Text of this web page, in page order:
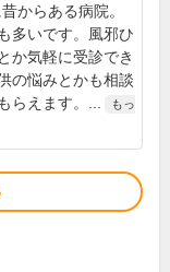
からある病院。
多いです。風邪ひ
か気軽に受診でき
の悩みとかも相談
らえます。...
もっ